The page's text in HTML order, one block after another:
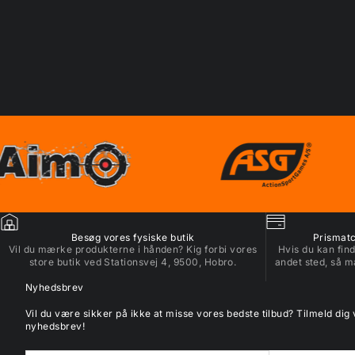
Besøg vores fysiske butik
Vil du mærke produkterne i hånden? Kig forbi vores
store butik ved Stationsvej 4, 9500, Hobro.
Hvis du kan
andet sted, så
Nyhedsbrev
Vil du være sikker på ikke at misse vores bedste tilbud? Tilmeld dig
nyhedsbrev!